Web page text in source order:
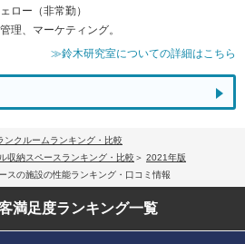
ロー（非常勤）
理、マーケティング。
≫鈴木研究室についての詳細はこちら
ンクルームランキング・比較
収納スペースランキング・比較
2021年版
スの施設の性能ランキング・口コミ情報
満足度ランキング一覧